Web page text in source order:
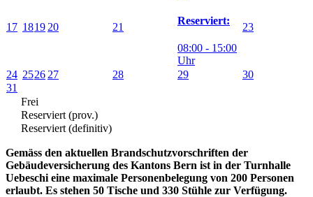
17 1819 20 21
Reserviert:
08:00 - 15:00
Uhr
23
24 2526 27 28 29
30
31
Frei
Reserviert (prov.)
Reserviert (definitiv)
Gemäss den aktuellen Brandschutzvorschriften der
Gebäudeversicherung des Kantons Bern ist in der Turnhalle
Uebeschi eine maximale Personenbelegung von 200 Personen
erlaubt. Es stehen 50 Tische und 330 Stühle zur Verfügung.